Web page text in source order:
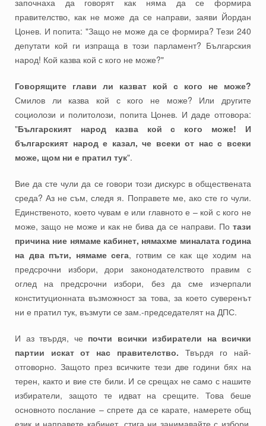
започнаха да говорят как няма да се формира
правителство, как не може да се направи, заяви Йордан
Цонев. И попита: "Защо не може да се формира? Тези 240
депутати кой ги изпраща в този парламент? Българския
народ! Кой казва кой с кого не може?"
Говорящите глави ли казват кой с кого не може?
Смилов ли казва кой с кого не може? Или другите
социолози и политолози, попита Цонев. И даде отговора:
"Българският народ казва кой с кого може! И
българският народ е казал, че всеки от нас с всеки
може, щом ни е пратил тук".
Вие да сте чули да се говори този дискурс в обществената
среда? Аз не съм, следя я. Поправете ме, ако сте го чули.
Единственото, което чувам е или главното е – кой с кого не
може, защо не може и как не бива да се направи. По тази
причина ние нямаме кабинет, нямахме миналата година
на два пъти, нямаме сега, готвим се как ще ходим на
предсрочни избори, дори законодателството правим с
оглед на предсрочни избори, без да сме изчерпали
конституционната възможност за това, за което суверенът
ни е пратил тук, възмути се зам.-председателят на ДПС.
И аз твърдя, че почти всички избиратели на всички
партии искат от нас правителство. Твърдя го най-
отговорно. Защото през всичките тези две години бях на
терен, както и вие сте били. И се срещах не само с нашите
избиратели, защото те идват на срещите. Това беше
основното послание – спрете да се карате, намерете общ